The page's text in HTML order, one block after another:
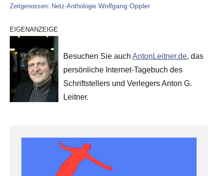
Zeitgenossen: Netz-Anthologie Wolfgang Oppler
EIGENANZEIGE
Besuchen Sie auch AntonLeitner.de, das
persönliche Internet-Tagebuch des
Schriftstellers und Verlegers Anton G.
Leitner.